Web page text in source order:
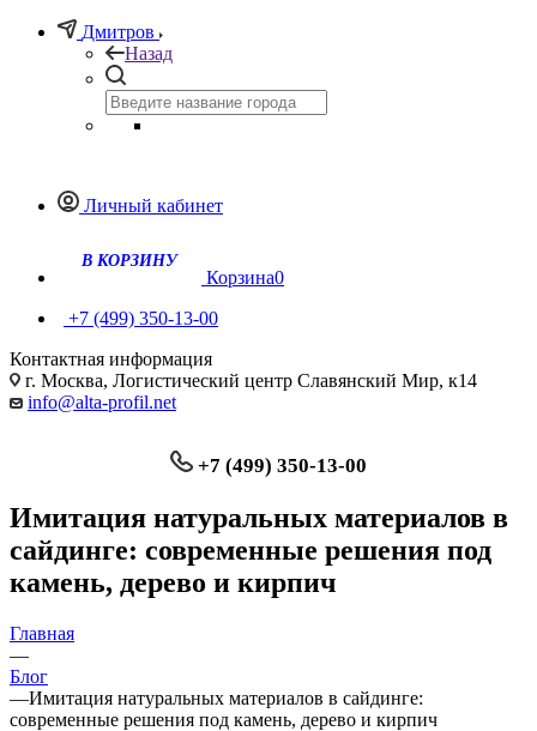
Дмитров
Назад
Личный кабинет
Корзина0
+7 (499) 350-13-00
Контактная информация
г. Москва, Логистический центр Славянский Мир, к14
info@alta-profil.net
+7 (499) 350-13-00
Имитация натуральных материалов в
сайдинге: современные решения под
камень, дерево и кирпич
Главная
—
Блог
—Имитация натуральных материалов в сайдинге:
современные решения под камень, дерево и кирпич